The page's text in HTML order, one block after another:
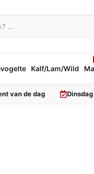
Kalf/Lam/Wild
van de dag